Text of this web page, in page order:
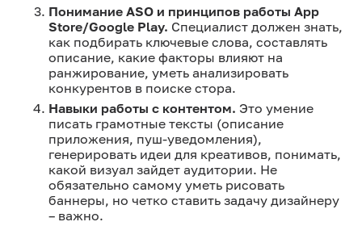
Понимание ASO и принципов работы App
Store/Google Play. Специалист должен знать,
как подбирать ключевые слова, составлять
описание, какие факторы влияют на
ранжирование, уметь анализировать
конкурентов в поиске стора.
Навыки работы с контентом. Это умение
писать грамотные тексты (описание
приложения, пуш-уведомления),
генерировать идеи для креативов, понимать,
какой визуал зайдет аудитории. Не
обязательно самому уметь рисовать
баннеры, но четко ставить задачу дизайнеру
– важно.